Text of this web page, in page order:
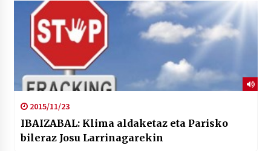
2015/11/23
IBAIZABAL: Klima aldaketaz eta Parisko
bileraz Josu Larrinagarekin